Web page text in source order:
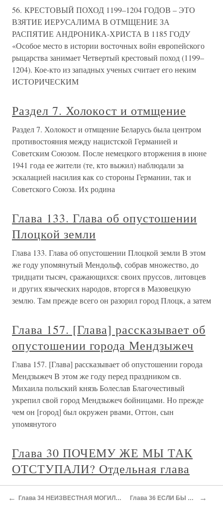
56. КРЕСТОВЫЙ ПОХОД 1199–1204 ГОДОВ – ЭТО
ВЗЯТИЕ ИЕРУСАЛИМА В ОТМЩЕНИЕ ЗА
РАСПЯТИЕ АНДРОНИКА-ХРИСТА В 1185 ГОДУ
«Особое место в истории восточных войн европейского
рыцарства занимает Четвертый крестовый поход (1199–
1204). Кое-кто из западных ученых считает его неким
ИСТОРИЧЕСКИМ
Раздел 7. Холокост и отмщение
Раздел 7. Холокост и отмщение Беларусь была центром
противостояния между нацистской Германией и
Советским Союзом. После немецкого вторжения в июне
1941 года ее жители (те, кто выжил) наблюдали за
эскалацией насилия как со стороны Германии, так и
Советского Союза. Их родина
Глава 133. Глава об опустошении
Плоцкой земли
Глава 133. Глава об опустошении Плоцкой земли В этом
же году упомянутый Мендольф, собрав мно­жество, до
тридцати тысяч, сражающихся: своих пруссов, литовцев
и других языческих народов, вторгся в Мазовецкую
землю. Там прежде всего он разорил город Плоцк, а затем
Глава 157. [Глава] рассказывает об
опустошении города Мендзыжеч
Глава 157. [Глава] рассказывает об опустошении города
Мендзыжеч В этом же году перед праздником св.
Михаила поль­ский князь Болеслав Благочестивый
укрепил свой го­род Мендзыжеч бойницами. Но прежде
чем он [город] был окружен рвами, Оттон, сын
упомянутого
Глава 30 ПОЧЕМУ ЖЕ МЫ ТАК
ОТСТУПАЛИ? Отдельная глава
Глава 30 ПОЧЕМУ ЖЕ МЫ ТАК ОТСТУПАЛИ?
Отдельная глава Эта глава отдельная не потому, что
← Глава 34 НЕИЗВЕСТНАЯ МОГИЛА ЦАРЯ Глава 36 ЕСЛИ БЫ СУД… →